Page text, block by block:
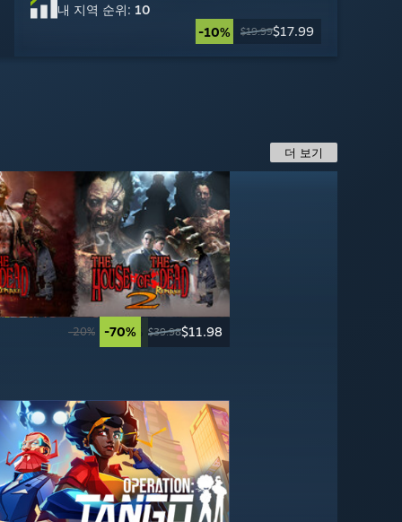
내 지역 순위: 8
-25%
$19.99$14.99
내 지역 순위: 10
-10%
$19.99$17.99
내 지역 순위: 15
무료 플레이
내 지역 순위: 20
$69.99
내 지역 순위: 13
$29.99
내 지역 순위: 1
-25%
$19.99$14.99
내 지역 순위: 28
무료 플레이
내 지역 순위: 23
$19.99
내 지역 순위: 25
$49.99
내 지역 순위: 29
$39.99
내 지역 순위: 24
$49.99
내 지역 순위: 18
-50%
$39.99$19.99
더 보기
-20% -70% $39.98$11.98
-70% $14.99$4.49
-50% $49.99$24.99
-50% $7.99$3.99
-40% $49.99$29.99
-65% $39.99 $13.99